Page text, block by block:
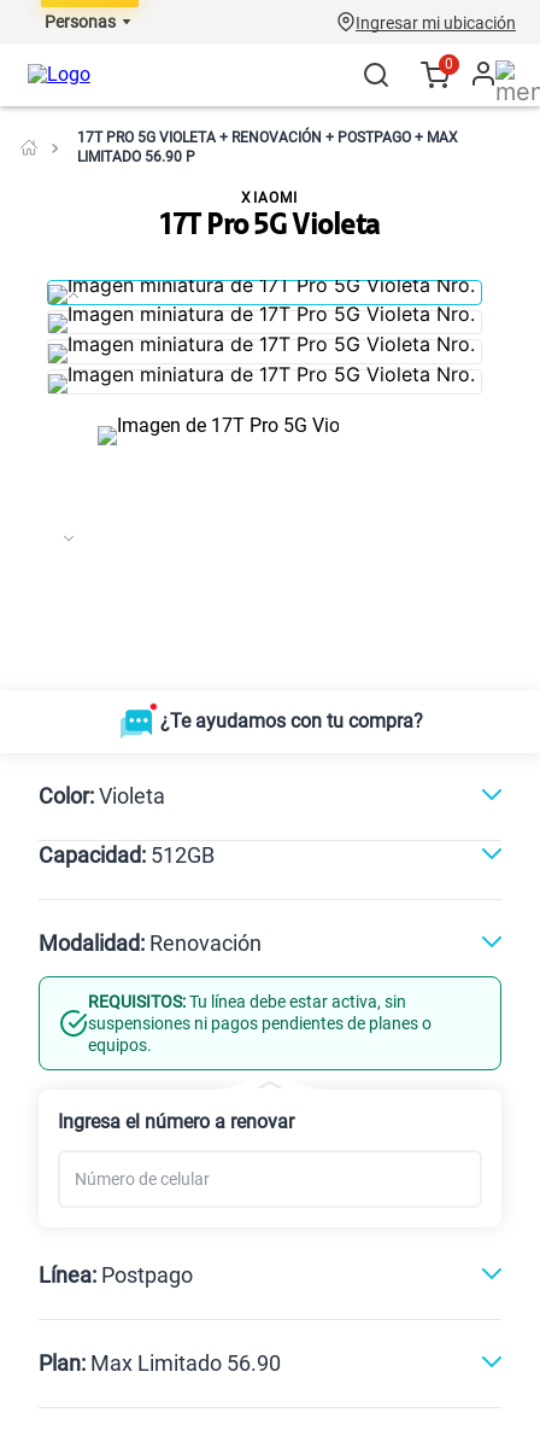
Personas Ingresar mi ubicación
0
17T PRO 5G VIOLETA + RENOVACIÓN + POSTPAGO + MAX
LIMITADO 56.90 P
17T Pro 5G Violeta
XIAOMI
¿Te ayudamos con tu compra?
Color:Violeta
Violeta
Capacidad: 512GB
512GB
Modalidad: Renovación
Línea Nueva Portabilidad
REQUISITOS:Tu línea debe estar activa, sin
suspensiones ni pagos pendientes de planes o
equipos.
Ingresa el número a renovar
Línea: Postpago
Postpago
Plan: Max Limitado 56.90